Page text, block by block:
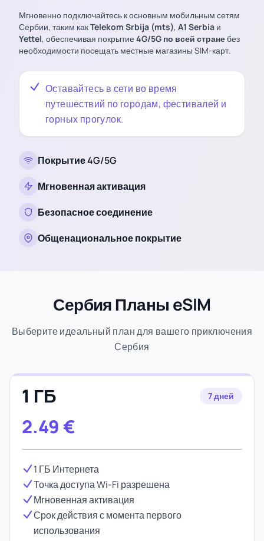
Мгновенно подключайтесь к основным мобильным сетям
Сербии, таким какTelekom Srbija (mts), A1 Serbia и
Yettel, обеспечивая покрытие4G/5G по всей странебез
необходимости посещать местные магазины SIM-карт.
Оставайтесь в сети во время
путешествий по городам, фестивалей и
горных прогулок.
Покрытие 4G/5G
Мгновенная активация
Безопасное соединение
Общенациональное покрытие
Сербия Планы eSIM
Выберите идеальный план для вашего приключения
Сербия
1 ГБ 7 дней
2.49 €
1 ГБ Интернета
Точка доступа Wi-Fi разрешена
Мгновенная активация
Срок действия с момента первого
использования